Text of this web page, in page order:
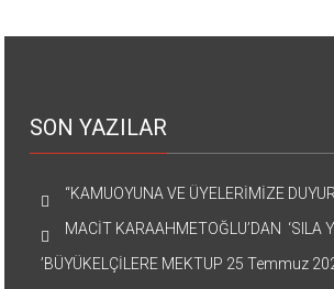
SON YAZILAR
“KAMUOYUNA VE ÜYELERİMİZE
MACİT KARAAHMETOĞLU’DAN ‘SILA
’BÜYÜKELÇİLERE MEKTUP 25 Temmuz